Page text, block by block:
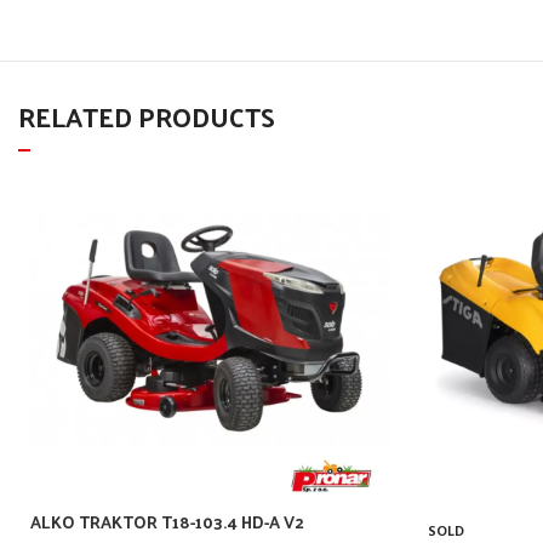
RELATED PRODUCTS
ALKO TRAKTOR T18-103.4 HD-A V2 SOLD